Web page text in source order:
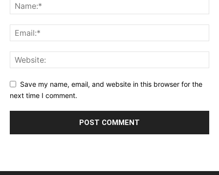
Save my name, email, and website in this browser for the
next time I comment.